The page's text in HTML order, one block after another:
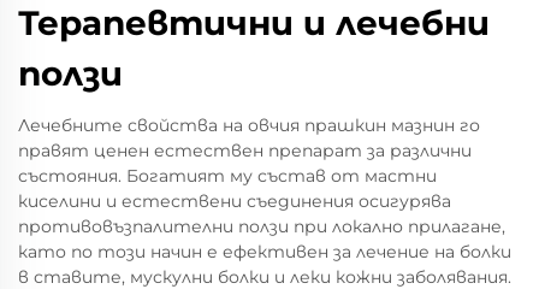
Терапевтични и лечебни
ползи
Лечебните свойства на овчия прашкин мазнин го
правят ценен естествен препарат за различни
състояния. Богатият му състав от мастни
киселини и естествени съединения осигурява
противовъзпалителни ползи при локално прилагане,
като по този начин е ефективен за лечение на болки
в ставите, мускулни болки и леки кожни заболявания.